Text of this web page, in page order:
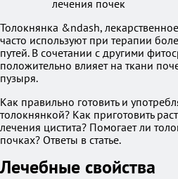
Толокнянка &ndash,
часто используют при терапии
путей. В сочетании с другими
положительно влияет на ткани
пузыря.
Как правильно готовить и
толокнянкой? Как приготовить
лечения цистита? Помогает ли
почках? Ответы в статье.
Лечебные свойства